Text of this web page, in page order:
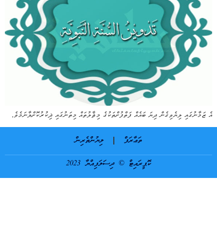
އެ ޒަމާނުގައި ލިޔެވިގެން ދިޔަ ބައެއް ފަތްފުށްތަކުގެ މިޘާލުތައް މިތަނުގައި ޛިކުރުކޮށްލާނަމެވެ.
ތަޢާރަފް
ލިޔުންތެރިން
ކޮޕީރައިޓް © ދިސަލަފިއްޔާ 2023